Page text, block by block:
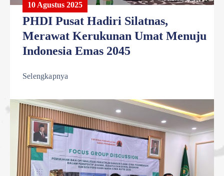
10 Agustus 2025
PHDI Pusat Hadiri Silatnas,
Merawat Kerukunan Umat Menuju
Indonesia Emas 2045
Selengkapnya